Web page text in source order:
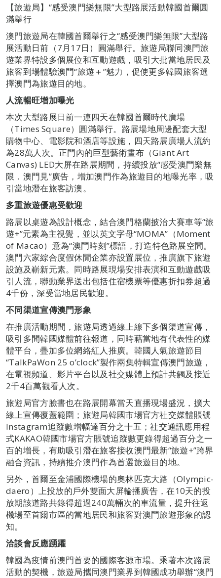
【旅遊局】“感受澳門樂無限”大型路展活動韓國首爾圓
滿舉行
澳門旅遊局在韓國首爾舉行之“感受澳門樂無限”大型路
展活動日前（7月17日）圓滿舉行。旅遊局聯同澳門旅
遊業界特設多個展位和互動遊戲，吸引大批當地居民及
旅客到場體驗澳門“旅遊＋”魅力，促使更多韓國旅客選
擇澳門為旅遊目的地。
人流暢旺增加曝光
本次大型路展日前一連四天在韓國首爾時代廣場
（Times Square）圓滿舉行。路展場地周邊配套大型
購物中心、電影院和酒店等設施，四天路展廣場人流約
為28萬人次。正門內的巨型藝術畫布（Giant Art
Canvas) LED大屏在路展期間，持續投放“感受澳門樂無
限．澳門見”廣告，增加澳門作為旅遊目的地曝光率，吸
引當地潛在旅客訪澳。
多重旅遊優惠受歡迎
路展以桌遊為設計概念，結合澳門格蘭披治大賽車等“旅
遊+”元素為主視覺，並以英文字母“MOMA”（Moment
of Macao）意為“澳門時刻”標語，打造特色路展空間。
澳門六家綜合度假休閒企業亦設置展位，推廣旗下旅遊
設施及嶄新元素。同時路展現場安排表演和互動遊戲吸
引人流，聯動業界送出包括住宿機票等優惠折扣券超過
4千份，深受當地居民歡迎。
不同渠道宣傳澳門形象
在推廣活動期間，旅遊局透過線上線下多個渠道宣傳，
吸引多間韓國媒體前往報道，同時藉當地有代表性的媒
體平台，疊加多位網絡紅人推廣。韓國人氣旅遊節目
“TalkPaWon 25 o’clock”製作兩集特輯宣傳澳門旅遊，
在電視頻道、影片平台以及社交媒體上預計共觸及接近
2千4百萬觀看人次。
旅遊局官方臉書也在路展開幕當天直播現場盛況，擴大
線上宣傳覆蓋範圍；旅遊局韓國市場官方社交媒體賬號
Instagram追蹤數增幅達百分之十五；社交通訊應用程
式KAKAO韓國市場官方賬號追蹤數更錄得超過百分之一
百的增長，有助吸引潛在旅客接收澳門最新“旅遊+”跨界
融合資訊，持續推介澳門作為首選旅遊目的地。
另外，首爾至金浦國際機場的奧林匹克大路（Olympic-
daero）上投放的戶外雙面大屏輪播廣告，在10天的投
放期該道路共錄得超過240萬輛次的車流量，提升往返
機場至首爾市區的當地居民和旅客對澳門旅遊形象的認
知。
洽談會反應踴躍
韓國為疫情前澳門首要的國際客源市場。乘著本次路展
活動的契機，旅遊局攜同澳門業界到韓國成功舉辦“澳門